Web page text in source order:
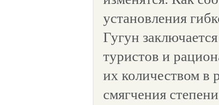
установления
Гугун
туристов и
их количеством в
смягчения